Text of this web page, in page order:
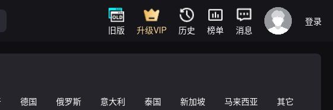
旧版 升级VIP 历史 榜单 消息
登录
德国 俄罗斯 意大利 泰国 新加坡 马来西亚
其它